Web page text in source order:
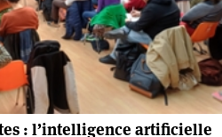
: l’intelligence artificielle